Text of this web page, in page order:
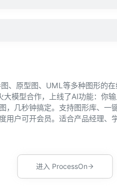
、原型图、UML等多种图形的
模型合作，上线了AI功能：你输
，几秒钟搞定。支持图形库、一
用户可开会员。适合产品经理、
进入 ProcessOn